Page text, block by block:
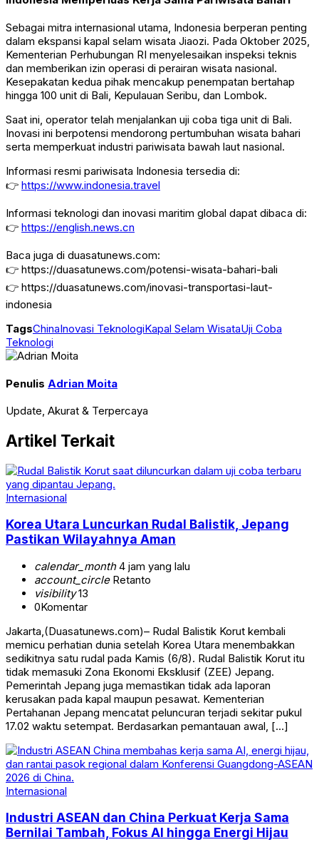
Sebagai mitra internasional utama, Indonesia berperan penting
dalam ekspansi kapal selam wisata Jiaozi. Pada Oktober 2025,
Kementerian Perhubungan RI menyelesaikan inspeksi teknis
dan memberikan izin operasi di perairan wisata nasional.
Kesepakatan kedua pihak mencakup penempatan bertahap
hingga 100 unit di Bali, Kepulauan Seribu, dan Lombok.
Saat ini, operator telah menjalankan uji coba tiga unit di Bali.
Inovasi ini berpotensi mendorong pertumbuhan wisata bahari
serta memperkuat industri pariwisata bawah laut nasional.
Informasi resmi pariwisata Indonesia tersedia di:
👉 https://www.indonesia.travel
Informasi teknologi dan inovasi maritim global dapat dibaca di:
👉 https://english.news.cn
Baca juga di duasatunews.com:
👉 https://duasatunews.com/potensi-wisata-bahari-bali
👉 https://duasatunews.com/inovasi-transportasi-laut-
indonesia
TagsChinaInovasi TeknologiKapal Selam WisataUji Coba
Teknologi
Penulis Adrian Moita
Update, Akurat & Terpercaya
Artikel Terkait
Internasional
Korea Utara Luncurkan Rudal Balistik, Jepang
Pastikan Wilayahnya Aman
calendar_month4 jam yang lalu
account_circleRetanto
visibility13
0Komentar
Jakarta,(Duasatunews.com)– Rudal Balistik Korut kembali
memicu perhatian dunia setelah Korea Utara menembakkan
sedikitnya satu rudal pada Kamis (6/8). Rudal Balistik Korut itu
tidak memasuki Zona Ekonomi Eksklusif (ZEE) Jepang.
Pemerintah Jepang juga memastikan tidak ada laporan
kerusakan pada kapal maupun pesawat. Kementerian
Pertahanan Jepang mencatat peluncuran terjadi sekitar pukul
17.02 waktu setempat. Berdasarkan pemantauan awal, […]
Internasional
Industri ASEAN dan China Perkuat Kerja Sama
Bernilai Tambah, Fokus AI hingga Energi Hijau